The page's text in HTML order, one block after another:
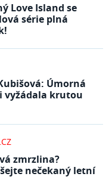
Love Island se
série plná
Úmorná
vyžádala krutou
zmrzlina?
nečekaný letní